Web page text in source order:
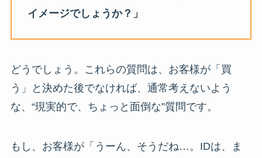
イメージでしょうか？」
どうでしょう。これらの質問は、お客様が「買
う」と決めた後でなければ、通常考えないよう
な、“現実的で、ちょっと面倒な”質問です。
もし、お客様が「うーん、そうだね…。IDは、ま